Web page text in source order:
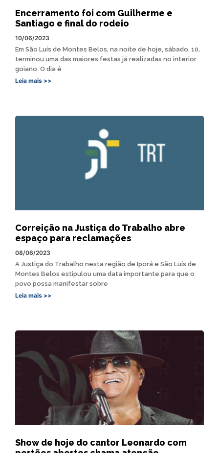
Encerramento foi com Guilherme e
Santiago e final do rodeio
10/06/2023
Em São Luís de Montes Belos, na noite de hoje, sábado, 10,
terminou uma das maiores festas já realizadas no interior
goiano. O dia é
Leia mais >>
Correição na Justiça do Trabalho abre
espaço para reclamações
08/06/2023
A Justiça do Trabalho nesta região de Iporá e São Luís de
Montes Belos estipulou uma data importante para que o
povo possa manifestar sobre
Leia mais >>
Show de hoje do cantor Leonardo com